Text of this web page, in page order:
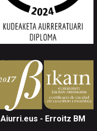
Aiurri.eus - Erroitz BM